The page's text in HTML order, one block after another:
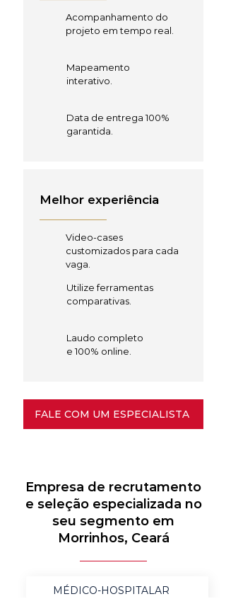
Acompanhamento do
projeto em tempo real.
Mapeamento
interativo.
Data de entrega 100%
garantida.
Melhor experiência
Video-cases
customizados para cada
vaga.
Utilize ferramentas
comparativas.
Laudo completo
e 100% online.
FALE COM UM ESPECIALISTA
Empresa de recrutamento
e seleção especializada no
seu segmento em
Morrinhos, Ceará
MÉDICO-HOSPITALAR